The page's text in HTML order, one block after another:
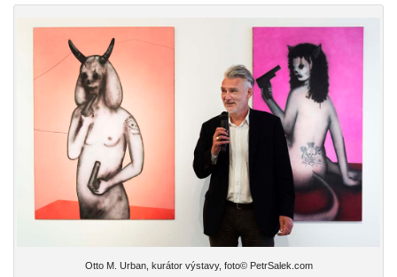
Otto M. Urban, kurátor výstavy, foto© PetrSalek.com